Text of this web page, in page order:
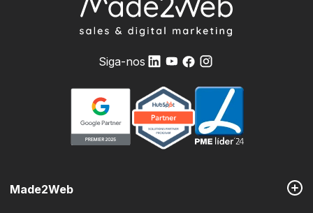
Siga-nos
Made2Web